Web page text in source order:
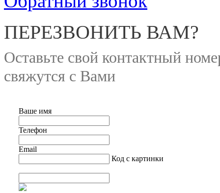
ПЕРЕЗВОНИТЬ ВАМ?
Оставьте свой контактный
свяжутся с Вами
Ваше имя
Телефон
Email
Код с картинки